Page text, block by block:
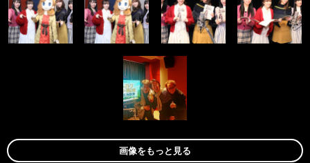
画像をもっと見る